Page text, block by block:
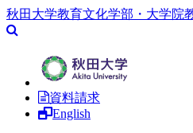
秋田大学教育文化学部・大学院
資料請求
English